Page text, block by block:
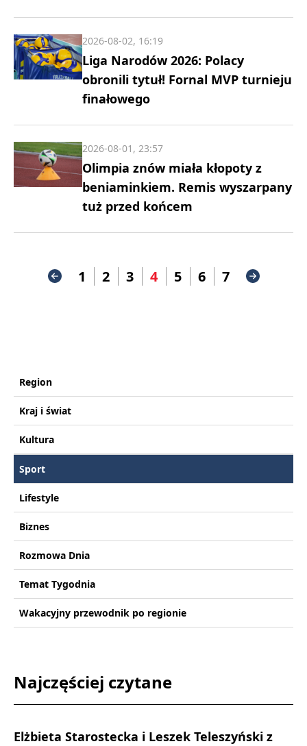
Liga Narodów 2026: Polacy
obronili tytuł! Fornal MVP turnieju
finałowego
2026-08-02, 16:19
Olimpia znów miała kłopoty z
beniaminkiem. Remis wyszarpany
tuż przed końcem
2026-08-01, 23:57
1 2 3 4 5 6 7
Region
Kraj i świat
Kultura
Sport
Lifestyle
Biznes
Rozmowa Dnia
Temat Tygodnia
Wakacyjny przewodnik po regionie
Najczęściej czytane
Elżbieta Starostecka i Leszek Teleszyński z